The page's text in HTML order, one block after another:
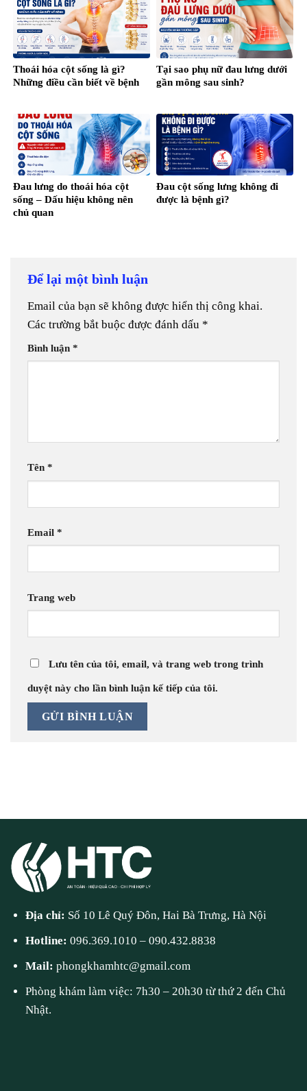
Thoái hóa cột sống là gì?
Những điều cần biết về bệnh
Tại sao phụ nữ đau lưng dưới
gần mông sau sinh?
Đau lưng do thoái hóa cột
sống – Dấu hiệu không nên
chủ quan
Đau cột sống lưng không đi
được là bệnh gì?
Để lại một bình luận
Email của bạn sẽ không được hiển thị công khai.
Các trường bắt buộc được đánh dấu *
Bình luận *
Tên *
Email *
Trang web
Lưu tên của tôi, email, và trang web trong trình
duyệt này cho lần bình luận kế tiếp của tôi.
Địa chỉ: Số 10 Lê Quý Đôn, Hai Bà Trưng, Hà Nội
Hotline:096.369.1010 –090.432.8838
Mail:phongkhamhtc@gmail.com
Phòng khám làm việc: 7h30 – 20h30 từ thứ 2 đến Chủ
Nhật.